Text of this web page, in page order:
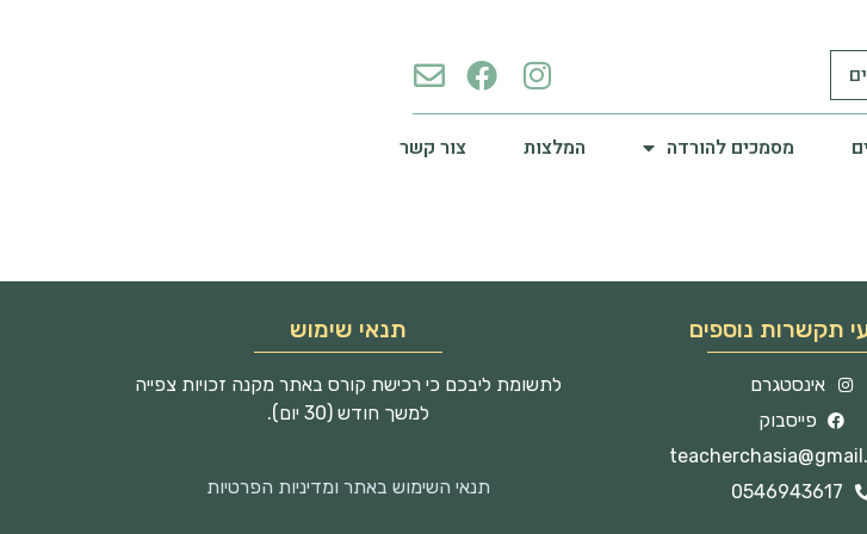
מסמכים להורדה המלצות צור קשר
תקשרות נוספים
אינסטגרם
פייסבוק
0546943617
תנאי שימוש
לתשומת ליבכם כי רכישת קורס באתר מקנה זכויות צפייה
למשך חודש (30 יום).
תנאי השימוש באתר ומדיניות הפרטיות